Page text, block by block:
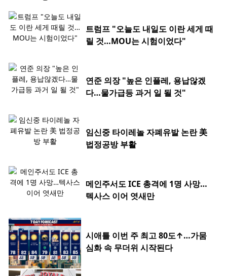
트럼프 "오늘도 내일도 이란 세게 때
릴 것…MOU는 시험이었다"
연준 의장 "높은 인플레, 용납않겠
다…물가급등 과거 일 될 것"
임신중 타이레놀 자폐유발 논란 美
법정공방 부활
메인주서도 ICE 총격에 1명 사망…
텍사스 이어 엿새만
시애틀 이번 주 최고 80도↑…가뭄
심화 속 무더위 시작된다